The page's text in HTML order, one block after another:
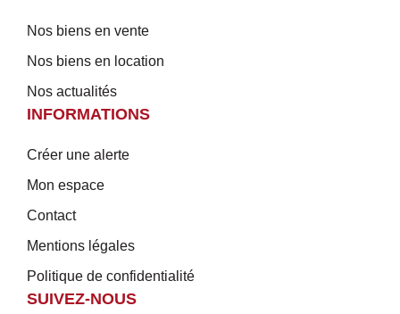
Nos biens en vente
Nos biens en location
Nos actualités
INFORMATIONS
Créer une alerte
Mon espace
Contact
Mentions légales
Politique de confidentialité
SUIVEZ-NOUS